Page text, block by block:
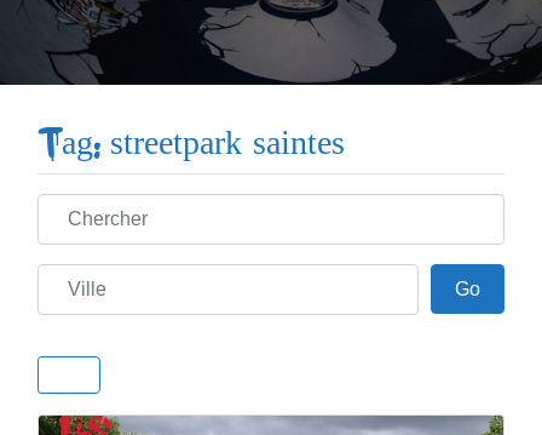
Tag: streetpark saintes
Chercher
Ville GoGo